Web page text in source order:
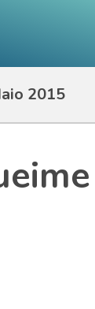
2015